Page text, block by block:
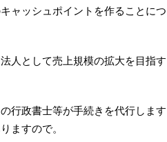
ャッシュポイントを作ることにつ
人として売上規模の拡大を目指す
行政書士等が手続きを代行します
ますので。